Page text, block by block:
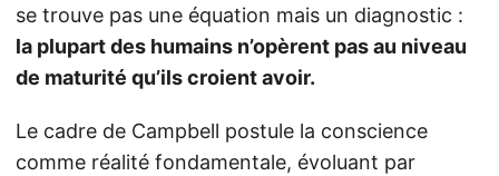
se trouve pas une équation mais un diagnostic :
la plupart des humains n’opèrent pas au niveau
de maturité qu’ils croient avoir.
Le cadre de Campbell postule la conscience
comme réalité fondamentale, évoluant par